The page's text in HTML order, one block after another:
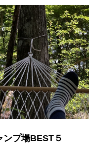
ンプ場BEST５